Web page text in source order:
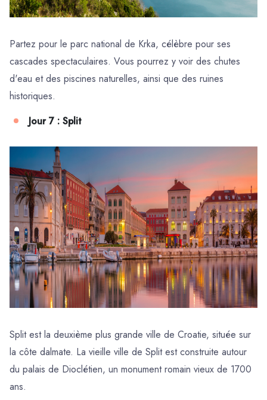
Partez pour le parc national de Krka, célèbre pour ses
cascades spectaculaires. Vous pourrez y voir des chutes
d'eau et des piscines naturelles, ainsi que des ruines
historiques.
Jour 7 : Split
Split est la deuxième plus grande ville de Croatie, située sur
la côte dalmate. La vieille ville de Split est construite autour
du palais de Dioclétien, un monument romain vieux de 1700
ans.